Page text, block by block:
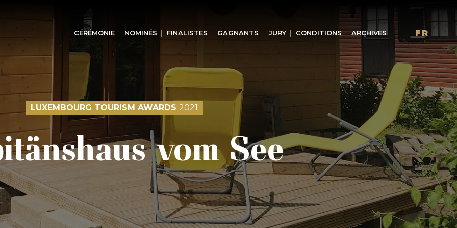
CÉRÉMONIE NOMINÉS FINALISTES GAGNANTS JURY CONDITIONS ARCHIVES FR
LUXEMBOURG TOURISM AWARDS 2021
vom See